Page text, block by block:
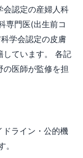
会認定の産婦人科
専門医(出生前コ
学会認定の皮膚
しています。 各記
医師が監修を担
ライン・公的機